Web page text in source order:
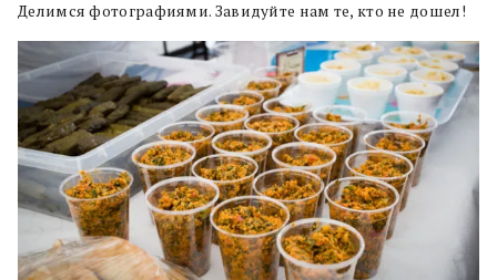
Делимся фотографиями. Завидуйте нам те, кто не дошел!